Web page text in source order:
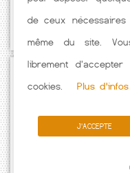
caractéristiques de
de ceux nécessaires
même du site.
librement
cookies.
Plus d'infos
J'ACCEPTE